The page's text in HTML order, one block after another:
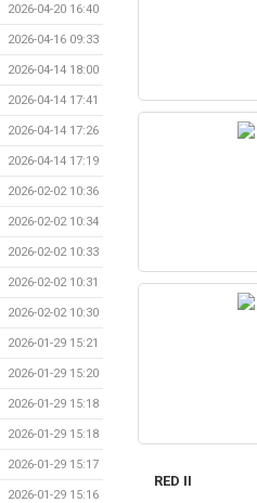
2026-04-20 16:40
2026-04-16 09:33
2026-04-14 18:00
2026-04-14 17:41
2026-04-14 17:26
2026-04-14 17:19
2026-02-02 10:36
2026-02-02 10:34
2026-02-02 10:33
2026-02-02 10:31
2026-02-02 10:30
2026-01-29 15:21
2026-01-29 15:20
2026-01-29 15:18
2026-01-29 15:18
2026-01-29 15:17
2026-01-29 15:16
RED II